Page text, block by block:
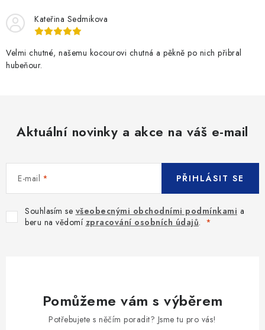
ZNAČKY
Ceník dopravy Kontakty
Obchodní podmínky
Kateřina Sedmikova
Velmi chutné, našemu kocourovi chutná a pěkně po nich přibral
hubeňour.
Aktuální novinky a akce na váš e-mail
E-mail
Souhlasím se všeobecnými obchodními podmínkami a
beru na vědomí zpracování osobních údajů.
PŘIHLÁSIT SE
Pomůžeme vám s výběrem
Potřebujete s něčím poradit? Jsme tu pro vás!